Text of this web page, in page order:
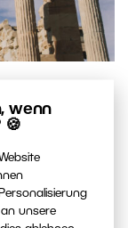
wenn
🍪
unsere
Fotograf